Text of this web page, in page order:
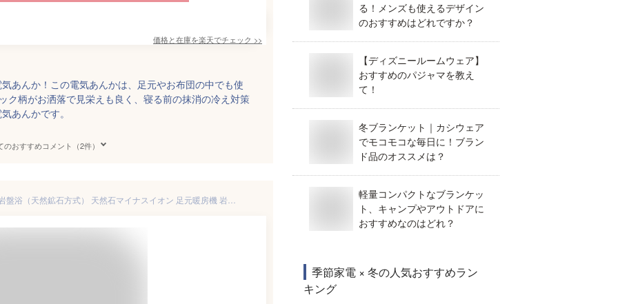
価格と在庫を楽天でチェック >>
あんか！この電気あんかは、足元やお布団の中でも使
ク柄がお洒落で見栄えも良く、寝る前の抹消の冷え対策
あんかです。
のおすすめコメント（2件）
る！メンズも使えるデザイン
のおすすめはどれですか？
【ディズニールームウェア】
おすすめのパジャマを教え
て！
冬ブランケット｜カシウェア
でモコモコな毎日に！ブラン
ド品のオススメは？
軽量コンパクトなブランケッ
ト、キャンプやアウトドアに
おすすめなのはどれ？
季節家電 × 冬の人気おすすめラン
キング